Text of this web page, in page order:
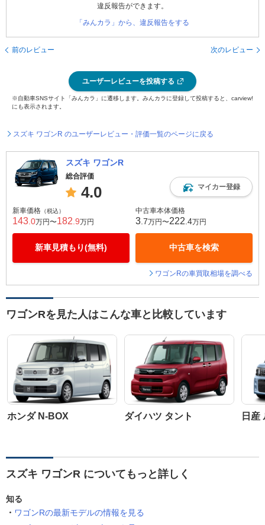
違反報告ができます。
「みんカラ」から、違反報告をする
前のレビュー 次のレビュー
ユーザーレビューを投稿する
※自動車SNSサイト「みんカラ」に遷移します。みんカラに登録して投稿すると、carview!
にも表示されます。
スズキ ワゴンR のユーザーレビュー・評価一覧のページに戻る
スズキ ワゴンR
総合評価
4.0 マイカー登録
新車価格 （税込）
143 .0万円〜182 .9万円
新車見積もり(無料)
中古車本体価格
3 .7万円〜222 .4万円
中古車を検索
ワゴンRの車買取相場を調べる
ワゴンRを見た人はこんな車と比較しています
ホンダ N-BOX ダイハツ タント 日産
スズキ ワゴンR についてもっと詳しく
知る
ワゴンRの最新モデルの情報を見る